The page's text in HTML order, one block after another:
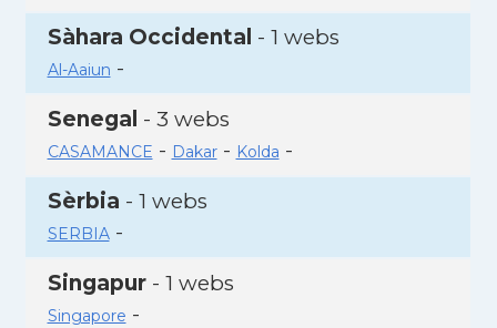
Sàhara Occidental - 1 webs
Al-Aaiun -
Senegal - 3 webs
CASAMANCE - Dakar- Kolda -
Sèrbia - 1 webs
SERBIA-
Singapur- 1 webs
Singapore -